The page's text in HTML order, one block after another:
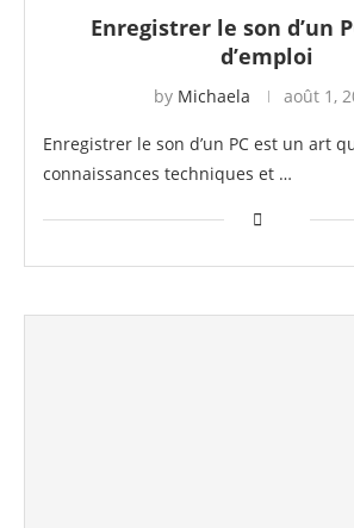
Enregistrer le son d’un
d’emploi
by Michaela août 1,
Enregistrer le son d’un PC est un art
connaissances techniques et …